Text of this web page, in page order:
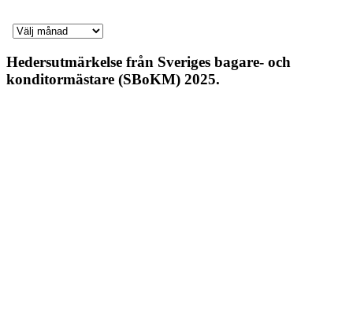
Hedersutmärkelse från Sveriges bagare- och
konditormästare (SBoKM) 2025.